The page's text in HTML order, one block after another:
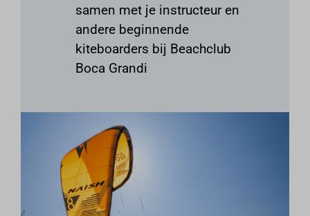
samen met je instructeur en
andere beginnende
kiteboarders bij Beachclub
Boca Grandi